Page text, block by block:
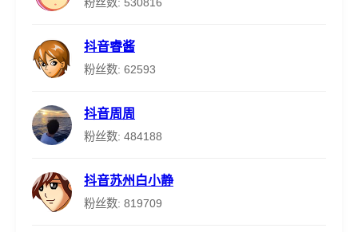
抖音睿酱
粉丝数: 62593
抖音周周
粉丝数: 484188
抖音苏州白小静
粉丝数: 819709